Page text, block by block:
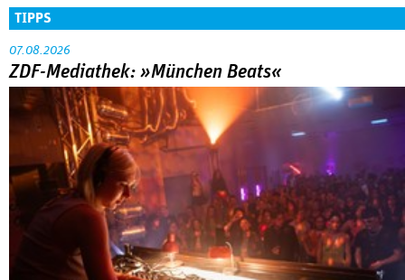
TIPPS
07.08.2026
ZDF-Mediathek: »München Beats«